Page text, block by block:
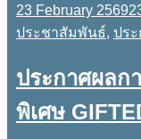
23 February 2569
ประชาสัมพันธ์, ประ
ประกาศผลก
พิเศษ